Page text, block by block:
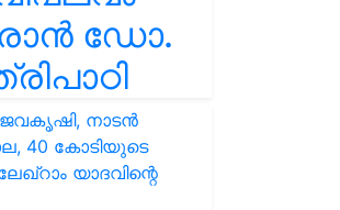
ഡോ.